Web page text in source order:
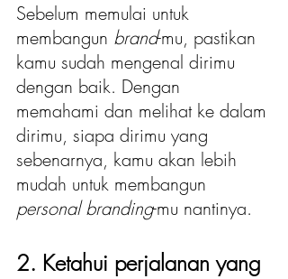
Sebelum memulai untuk
membangun brand-mu, pastikan
kamu sudah mengenal dirimu
dengan baik. Dengan
memahami dan melihat ke dalam
dirimu, siapa dirimu yang
sebenarnya, kamu akan lebih
mudah untuk membangun
personal branding-mu nantinya.
2. Ketahui perjalanan yang